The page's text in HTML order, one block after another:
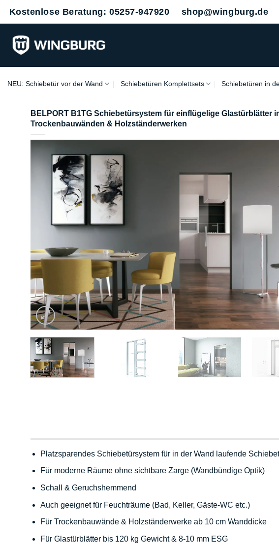
Kostenlose Beratung: 05257-947920 shop@wingburg.de
NEU: Schiebetür vor der Wand Schiebetüren Komplettsets Schiebetüren in
BELPORT B1TG Schiebetürsystem für einflügelige Glastürblätter
Trockenbauwänden & Holzständerwerken
Platzsparendes Schiebetürsystem für in der Wand laufende
Für moderne Räume ohne sichtbare Zarge (Wandbündige Optik)
Schall & Geruchshemmend
Auch geeignet für Feuchträume (Bad, Keller, Gäste-WC etc.)
Für Trockenbauwände & Holzständerwerke ab 10 cm Wanddicke
Für Glastürblätter bis 120 kg Gewicht & 8-10 mm ESG